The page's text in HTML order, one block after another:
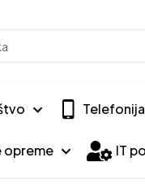
Telefonija
opreme IT